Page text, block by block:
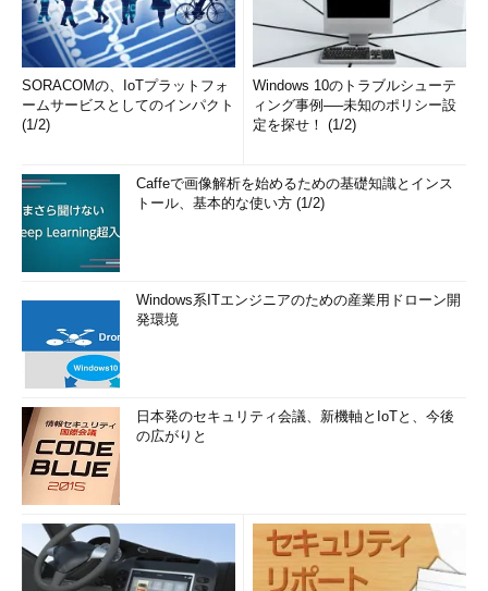
SORACOMの、IoTプラットフォ
ームサービスとしてのインパクト
(1/2)
Windows 10のトラブルシューテ
ィング事例──未知のポリシー設
定を探せ！ (1/2)
Caffeで画像解析を始めるための基礎知識とインス
トール、基本的な使い方 (1/2)
Windows系ITエンジニアのための産業用ドローン開
発環境
日本発のセキュリティ会議、新機軸とIoTと、今後
の広がりと